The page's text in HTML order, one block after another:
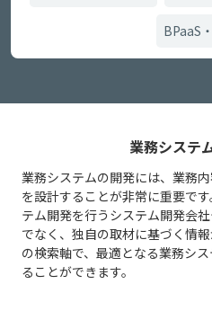
BPaaS
業務システ
業務システムの開発には、業務
を設計することが非常に重要で
テム開発を行うシステム開発会
でなく、独自の取材に基づく情
の検索軸で、最適となる業務シ
ることができます。